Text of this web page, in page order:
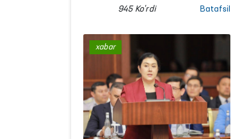
Chortoq tumanida
buzilayotgani bo‘yicha
murojaat qildi. U ishlab
kelgan korxona
tomonidan 30 mln
so‘mdan ortiq 1 yillik ish
haqi to‘lab
945 Ko'rdi Batafsil
xabar